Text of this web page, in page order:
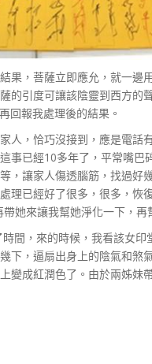
果，菩薩立即應允，就一邊
的引度可讓該陰靈到西方的
回報我處理後的結果。
人，恰巧沒接到，應是電話
事已經10多年了，平常嘴巴
，讓家人傷透腦筋，找過好
理已經好了很多，很多，恢
她來讓我幫她淨化一下，再
間，來的時候，我看該女
下，逼扇出身上的陰氣和煞
變成紅潤色了。由於兩姊妹